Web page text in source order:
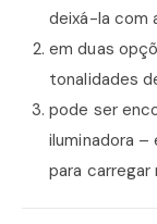
deixá-la com
em duas
tonalidades
pode ser
iluminadora
para carregar